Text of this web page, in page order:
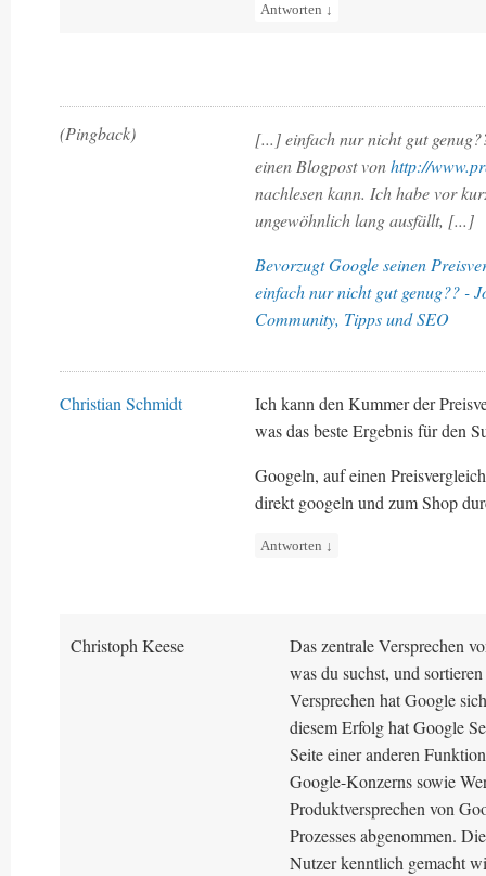
Antworten ↓
(Pingback)
[...] einfach nur nicht gut
einen Blogpost vonhttp://
nachlesen kann. Ich habe vor
ungewöhnlich lang ausfällt, [...]
Bevorzugt Google seinen
einfach nur nicht gut genug?? -
Community, Tipps und SEO
Christian Schmidt
Ich kann den Kummer der
was das beste Ergebnis für den
Googeln, auf einen
direkt googeln und zum Shop
Antworten ↓
Christoph Keese
Das zentrale Versprechen
was du suchst, und
Versprechen hat Google
diesem Erfolg hat Google
Seite einer anderen
Google-Konzerns sowie
Produktversprechen von
Prozesses abgenommen.
Nutzer kenntlich gemacht